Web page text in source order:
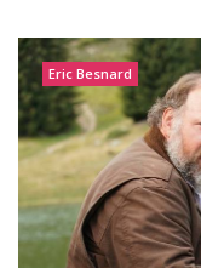
Eric Besnard